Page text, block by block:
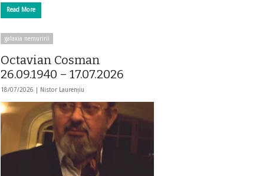
Read More
galaxia nemuririi
Octavian Cosman
26.09.1940 – 17.07.2026
18/07/2026 | Nistor Laurențiu